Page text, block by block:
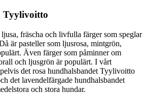
Tyylivoitto
fräscha och livfulla färger som speglar
är pasteller som ljusrosa, mintgrön,
Även färger som påminner om
och ljusgrön är populärt. I vårt
det rosa hundhalsbandet Tyylivoitto
det lavendelfärgade hundhalsbandet
och stora hundar.